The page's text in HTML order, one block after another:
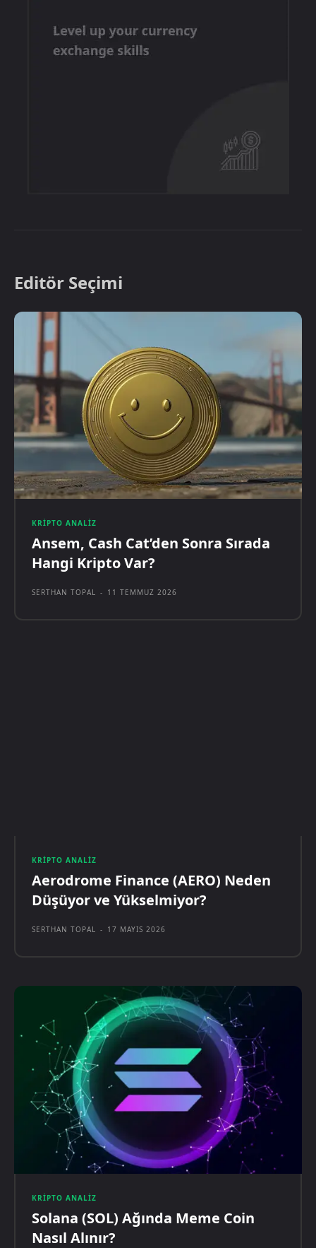
Editör Seçimi
KRIPTO ANALIZ
Ansem, Cash Cat’den Sonra Sırada
Hangi Kripto Var?
SERTHAN TOPAL - 11 TEMMUZ 2026
KRIPTO ANALIZ
Aerodrome Finance (AERO) Neden
Düşüyor ve Yükselmiyor?
SERTHAN TOPAL - 17 MAYIS 2026
KRIPTO ANALIZ
Solana (SOL) Ağında Meme Coin
Nasıl Alınır?